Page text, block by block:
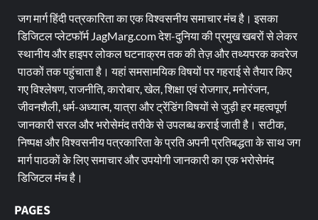
जग मार्ग हिंदी पत्रकारिता का एक विश्वसनीय समाचार मंच है। इसका
डिजिटल प्लेटफॉर्म JagMarg.com देश-दुनिया की प्रमुख खबरों से लेकर
स्थानीय और हाइपर लोकल घटनाक्रम तक की तेज़ और तथ्यपरक कवरेज
पाठकों तक पहुंचाता है। यहां समसामयिक विषयों पर गहराई से तैयार किए
गए विश्लेषण, राजनीति, कारोबार, खेल, शिक्षा एवं रोजगार, मनोरंजन,
जीवनशैली, धर्म-अध्यात्म, यात्रा और ट्रेंडिंग विषयों से जुड़ी हर महत्वपूर्ण
जानकारी सरल और भरोसेमंद तरीके से उपलब्ध कराई जाती है। सटीक,
निष्पक्ष और विश्वसनीय पत्रकारिता के प्रति अपनी प्रतिबद्धता के साथ जग
मार्ग पाठकों के लिए समाचार और उपयोगी जानकारी का एक भरोसेमंद
डिजिटल मंच है।
PAGES